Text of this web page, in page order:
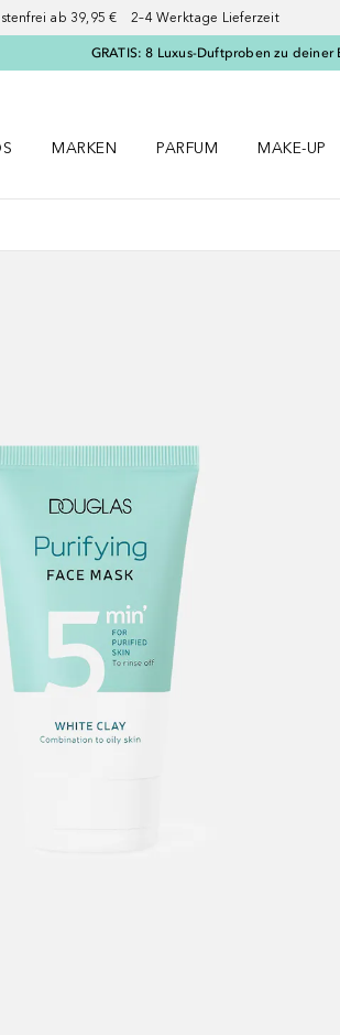
ab 39,95 € 2–4 Werktage Lieferzeit
GRATIS: 8 Luxus-Duftproben zu
MARKEN
PARFUM
MAKE-UP